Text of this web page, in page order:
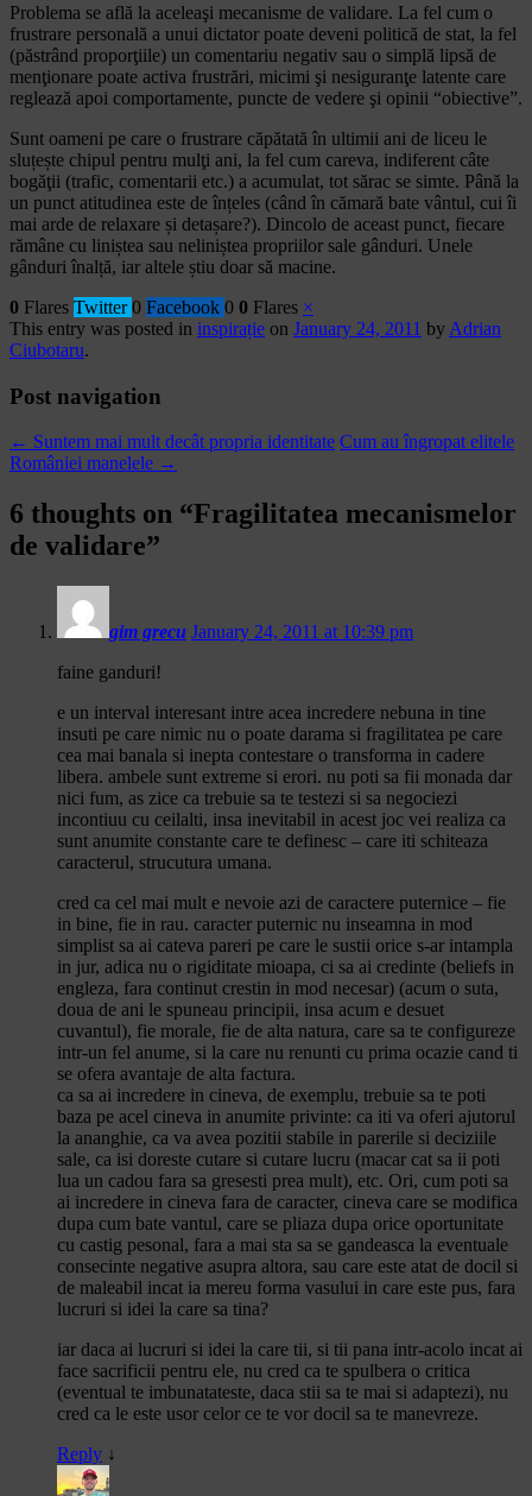
Problema se află la aceleaşi mecanisme de validare. La fel cum o
frustrare personală a unui dictator poate deveni politică de stat, la fel
(păstrând proporţiile) un comentariu negativ sau o simplă lipsă de
menţionare poate activa frustrări, micimi şi nesiguranţe latente care
reglează apoi comportamente, puncte de vedere şi opinii “obiective”.
Sunt oameni pe care o frustrare căpătată în ultimii ani de liceu le
sluțește chipul pentru mulţi ani, la fel cum careva, indiferent câte
bogăţii (trafic, comentarii etc.) a acumulat, tot sărac se simte. Până la
un punct atitudinea este de înțeles (când în cămară bate vântul, cui îi
mai arde de relaxare și detașare?). Dincolo de aceast punct, fiecare
rămâne cu liniștea sau neliniștea propriilor sale gânduri. Unele
gânduri înalță, iar altele știu doar să macine.
0 Flares Twitter 0 Facebook 0 0 Flares ×
This entry was posted in inspirație on January 24, 2011 by Adrian
Ciubotaru.
Post navigation
← Suntem mai mult decât propria identitate Cum au îngropat elitele
României manelele →
6 thoughts on “Fragilitatea mecanismelor
de validare”
gim grecu January 24, 2011 at 10:39 pm
faine ganduri!
e un interval interesant intre acea incredere nebuna in tine
insuti pe care nimic nu o poate darama si fragilitatea pe care
cea mai banala si inepta contestare o transforma in cadere
libera. ambele sunt extreme si erori. nu poti sa fii monada dar
nici fum, as zice ca trebuie sa te testezi si sa negociezi
incontiuu cu ceilalti, insa inevitabil in acest joc vei realiza ca
sunt anumite constante care te definesc – care iti schiteaza
caracterul, strucutura umana.
cred ca cel mai mult e nevoie azi de caractere puternice – fie
in bine, fie in rau. caracter puternic nu inseamna in mod
simplist sa ai cateva pareri pe care le sustii orice s-ar intampla
in jur, adica nu o rigiditate mioapa, ci sa ai credinte (beliefs in
engleza, fara continut crestin in mod necesar) (acum o suta,
doua de ani le spuneau principii, insa acum e desuet
cuvantul), fie morale, fie de alta natura, care sa te configureze
intr-un fel anume, si la care nu renunti cu prima ocazie cand ti
se ofera avantaje de alta factura.
ca sa ai incredere in cineva, de exemplu, trebuie sa te poti
baza pe acel cineva in anumite privinte: ca iti va oferi ajutorul
la ananghie, ca va avea pozitii stabile in parerile si deciziile
sale, ca isi doreste cutare si cutare lucru (macar cat sa ii poti
lua un cadou fara sa gresesti prea mult), etc. Ori, cum poti sa
ai incredere in cineva fara de caracter, cineva care se modifica
dupa cum bate vantul, care se pliaza dupa orice oportunitate
cu castig pesonal, fara a mai sta sa se gandeasca la eventuale
consecinte negative asupra altora, sau care este atat de docil si
de maleabil incat ia mereu forma vasului in care este pus, fara
lucruri si idei la care sa tina?
iar daca ai lucruri si idei la care tii, si tii pana intr-acolo incat ai
face sacrificii pentru ele, nu cred ca te spulbera o critica
(eventual te imbunatateste, daca stii sa te mai si adaptezi), nu
cred ca le este usor celor ce te vor docil sa te manevreze.
Reply ↓